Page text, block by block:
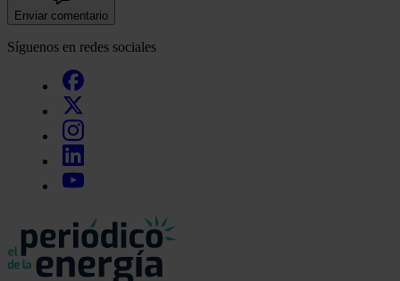
Enviar comentario
Síguenos en redes sociales